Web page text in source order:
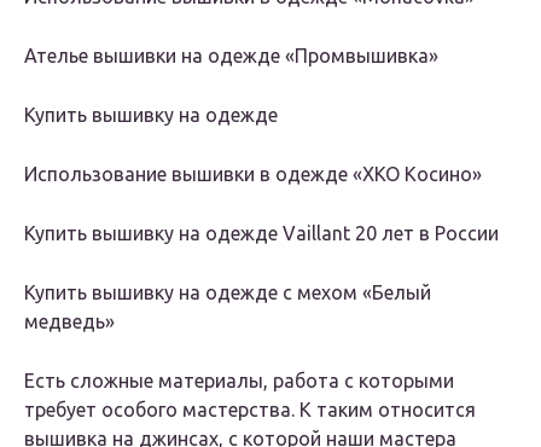
Ателье вышивки на одежде «Промвышивка»
Купить вышивку на одежде
Использование вышивки в одежде «ХКО Косино»
Купить вышивку на одежде Vaillant 20 лет в России
Купить вышивку на одежде с мехом «Белый
медведь»
Есть сложные материалы, работа с которыми
требует особого мастерства. К таким относится
вышивка на джинсах, с которой наши мастера